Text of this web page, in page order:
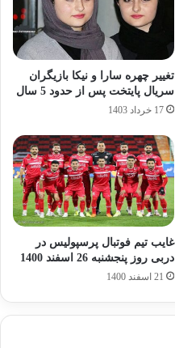
تغییر چهره سارا و نیکا بازیگران
سریال پایتخت پس از حدود 5 سال
17 خرداد 1403
غایب تیم فوتبال پرسپولیس در
دربی روز پنجشنبه 26 اسفند 1400
21 اسفند 1400